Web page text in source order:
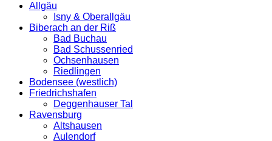
Allgäu
Isny & Oberallgäu
Biberach an der Riß
Bad Buchau
Bad Schussenried
Ochsenhausen
Riedlingen
Bodensee (westlich)
Friedrichshafen
Deggenhauser Tal
Ravensburg
Altshausen
Aulendorf